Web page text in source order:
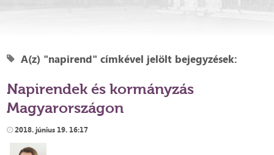
A(z) "napirend" címkével jelölt bejegyzések:
Napirendek és kormányzás
Magyarországon
2018. június 19. 16:17